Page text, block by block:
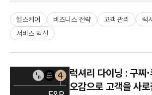
헬스케어 비즈니스 전략 고객 관리
럭
서비스 혁신
럭셔리 다이닝 : 구찌·
오감으로 고객을 사